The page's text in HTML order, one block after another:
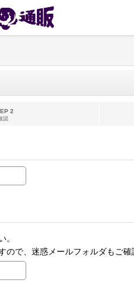
2
認
。
で、迷惑メールフォルダもご確